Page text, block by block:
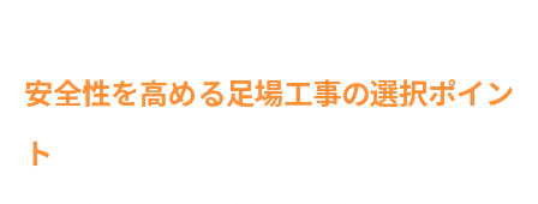
安全性を高める足場工事の選択ポイン
ト